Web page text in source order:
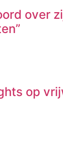
over
op